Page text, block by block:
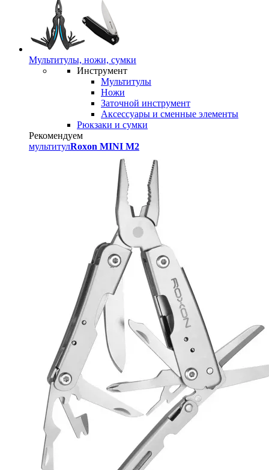
Мультитулы, ножи, сумки
Инструмент
Мультитулы
Ножи
Заточной инструмент
Аксессуары и сменные элементы
Рюкзаки и сумки
Рекомендуем
мультитулRoxon MINI M2